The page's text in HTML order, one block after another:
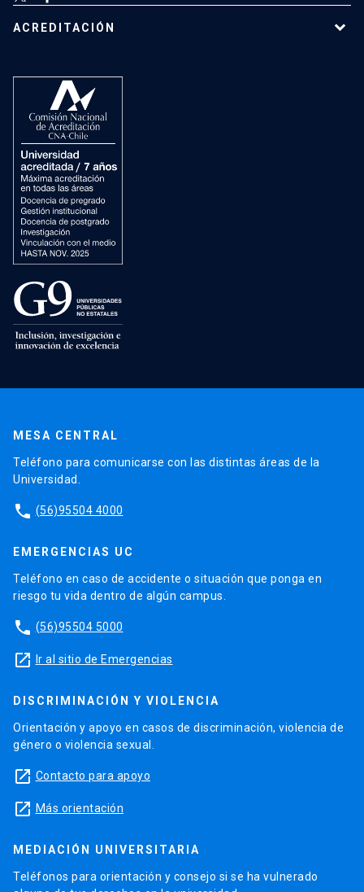
ACREDITACIÓN
MESA CENTRAL
Teléfono para comunicarse con las distintas áreas de la
Universidad.
phone (56)95504 4000
EMERGENCIAS UC
Teléfono en caso de accidente o situación que ponga en
riesgo tu vida dentro de algún campus.
phone (56)95504 5000
launch Ir al sitio de Emergencias
DISCRIMINACIÓN Y VIOLENCIA
Orientación y apoyo en casos de discriminación, violencia de
género o violencia sexual.
launch Contacto para apoyo
launch Más orientación
MEDIACIÓN UNIVERSITARIA
Teléfonos para orientación y consejo si se ha vulnerado